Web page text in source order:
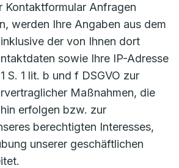
Kontaktformular Anfragen
werden Ihre Angaben aus dem
der von Ihnen dort
sowie Ihre IP-Adresse
S. 1 lit. b und f DSGVO zur
Maßnahmen, die
erfolgen bzw. zur
berechtigten Interesses,
unserer geschäftlichen